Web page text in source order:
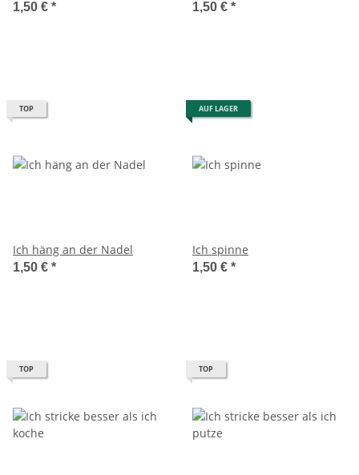
1,50 € * 1,50 € *
TOP
Ich häng an der Nadel
1,50 € *
AUF LAGER
Ich spinne
1,50 € *
TOP TOP